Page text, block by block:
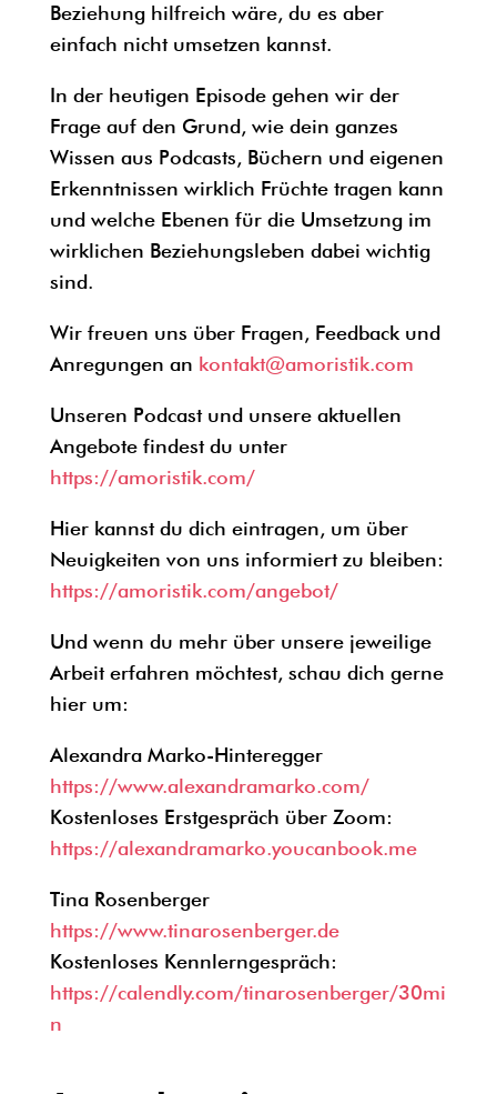
Beziehung hilfreich wäre, du es aber
einfach nicht umsetzen kannst.
In der heutigen Episode gehen wir der
Frage auf den Grund, wie dein ganzes
Wissen aus Podcasts, Büchern und eigenen
Erkenntnissen wirklich Früchte tragen kann
und welche Ebenen für die Umsetzung im
wirklichen Beziehungsleben dabei wichtig
sind.
Wir freuen uns über Fragen, Feedback und
Anregungen an kontakt@amoristik.com
Unseren Podcast und unsere aktuellen
Angebote findest du unter
https://amoristik.com/
Hier kannst du dich eintragen, um über
Neuigkeiten von uns informiert zu bleiben:
https://amoristik.com/angebot/
Und wenn du mehr über unsere jeweilige
Arbeit erfahren möchtest, schau dich gerne
hier um:
Alexandra Marko-Hinteregger
https://www.alexandramarko.com/
Kostenloses Erstgespräch über Zoom:
https://alexandramarko.youcanbook.me
Tina Rosenberger
https://www.tinarosenberger.de
Kostenloses Kennlerngespräch:
https://calendly.com/tinarosenberger/30mi
n